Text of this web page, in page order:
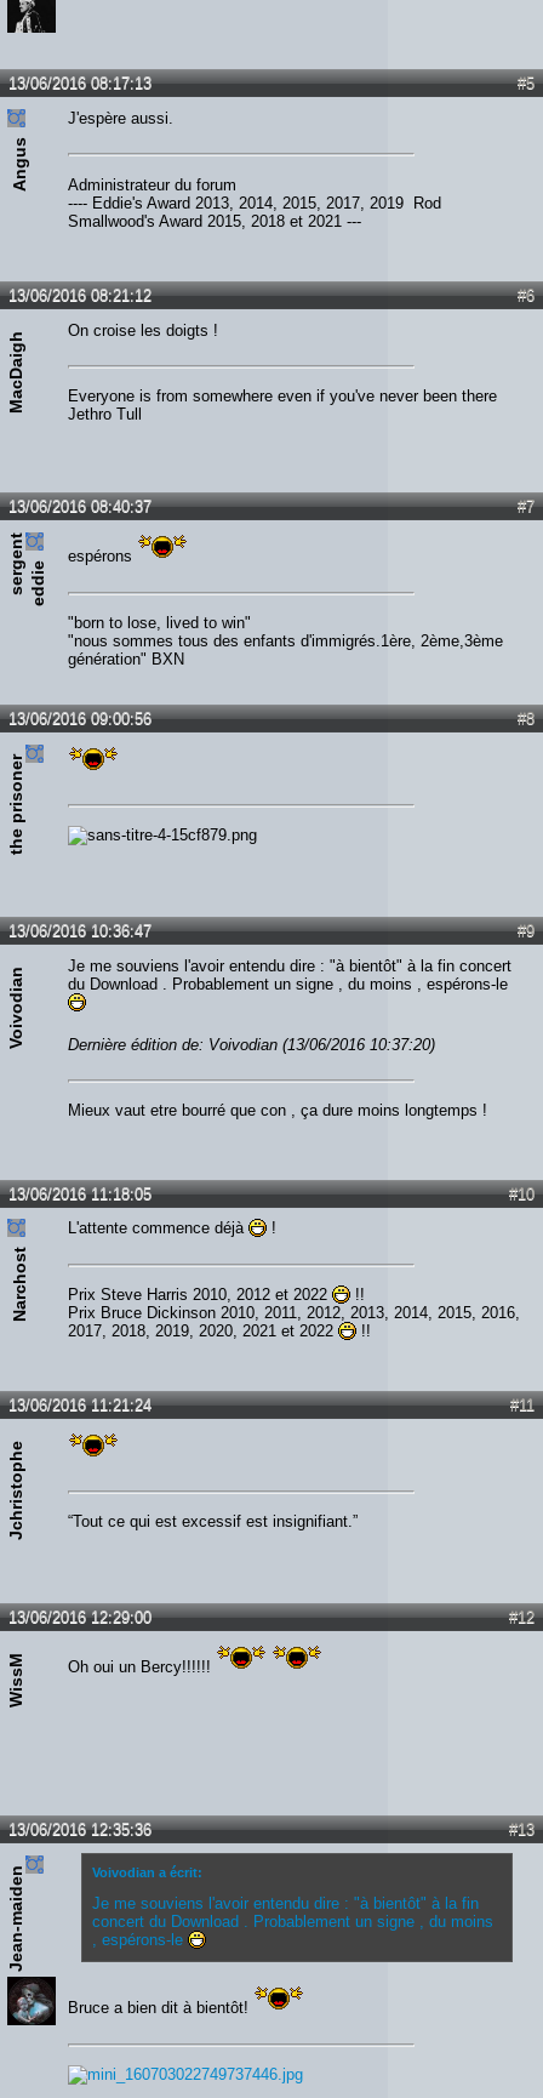
#5
13/06/2016 08:17:13
Angus
J'espère aussi.
Administrateur du forum
---- Eddie's Award 2013, 2014, 2015, 2017, 2019 Rod
Smallwood's Award 2015, 2018 et 2021 ---
#6
13/06/2016 08:21:12
MacDaigh
On croise les doigts !
Everyone is from somewhere even if you've never been there
Jethro Tull
#7
13/06/2016 08:40:37
s
e
rg
e
n
t
e
d
d
ie
espérons
"born to lose, lived to win"
"nous sommes tous des enfants d'immigrés.1ère, 2ème,3ème
génération" BXN
#8
13/06/2016 09:00:56
the prisoner
#9
13/06/2016 10:36:47
Voivodian
Je me souviens l'avoir entendu dire : "à bientôt" à la fin concert
du Download . Probablement un signe , du moins , espérons-le
Dernière édition de: Voivodian (13/06/2016 10:37:20)
Mieux vaut etre bourré que con , ça dure moins longtemps !
#10
13/06/2016 11:18:05
Narchost
L'attente commence déjà !
Prix Steve Harris 2010, 2012 et 2022
!!
Prix Bruce Dickinson 2010, 2011, 2012, 2013, 2014, 2015, 2016,
2017, 2018, 2019, 2020, 2021 et 2022
!!
#11
13/06/2016 11:21:24
Jchristophe “Tout ce qui est excessif est insignifiant.”
#12
13/06/2016 12:29:00
WissM Oh oui un Bercy!!!!!!
#13
13/06/2016 12:35:36
Jean-maiden Voivodian a écrit:
Je me souviens l'avoir entendu dire : "à bientôt" à la fin
concert du Download . Probablement un signe , du moins
, espérons-le
Bruce a bien dit à bientôt!